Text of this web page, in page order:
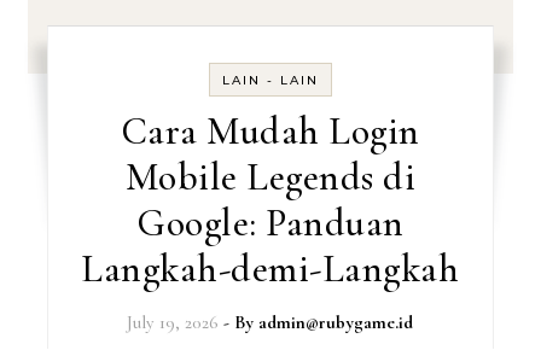
LAIN - LAIN
Cara Mudah Login
Mobile Legends di
Google: Panduan
Langkah-demi-Langkah
July 19, 2026 - By admin@rubygame.id